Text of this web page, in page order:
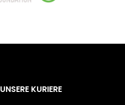
UNSERE KURIERE